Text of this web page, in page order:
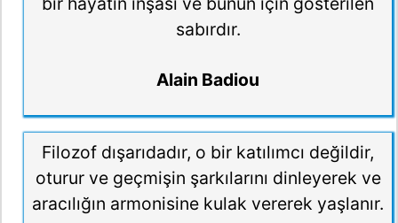
sabırdır.
Alain Badiou
Filozof dışarıdadır, o bir katılımcı değildir,
oturur ve geçmişin şarkılarını dinleyerek ve
aracılığın armonisine kulak vererek yaşlanır.